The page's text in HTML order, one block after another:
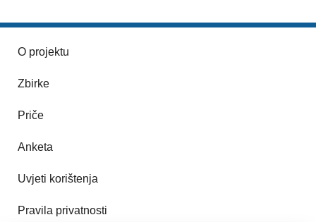
O projektu
Zbirke
Priče
Anketa
Uvjeti korištenja
Pravila privatnosti